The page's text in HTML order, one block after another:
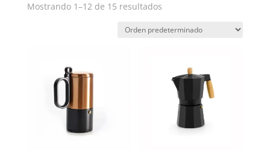
Mostrando 1–12 de 15 resultados